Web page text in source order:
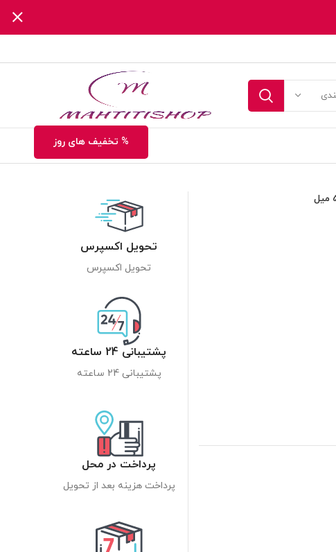
% تخفیف های روز
تحویل اکسپرس
تحویل اکسپرس
پشتیبانی 24 ساعته
پشتیبانی 24 ساعته
پرداخت در محل
پرداخت هزینه بعد از تحویل